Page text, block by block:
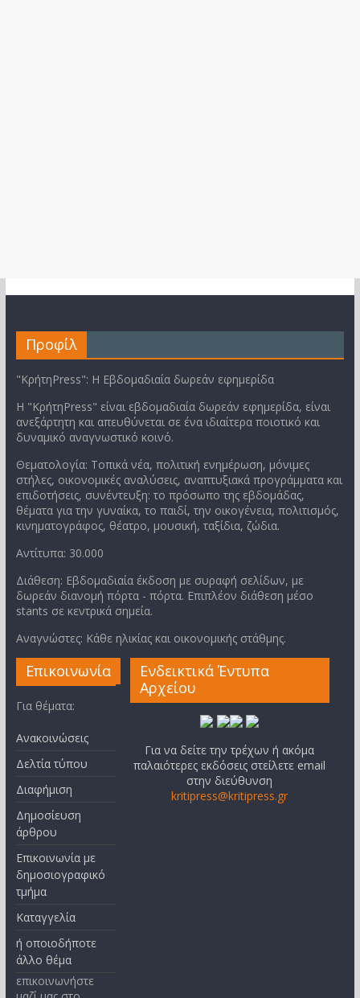
Προφίλ
"ΚρήτηPress": Η Εβδομαδιαία δωρεάν εφημερίδα
Η "ΚρήτηPress" είναι εβδομαδιαία δωρεάν εφημερίδα, είναι
ανεξάρτητη και απευθύνεται σε ένα ιδιαίτερα ποιοτικό και
δυναμικό αναγνωστικό κοινό.
Θεματολογία: Τοπικά νέα, πολιτική ενημέρωση, μόνιμες
στήλες, οικονομικές αναλύσεις, αναπτυξιακά προγράμματα και
επιδοτήσεις, συνέντευξη: το πρόσωπο της εβδομάδας,
θέματα για την γυναίκα, το παιδί, την οικογένεια, πολιτισμός,
κινηματογράφος, θέατρο, μουσική, ταξίδια, ζώδια.
Αντίτυπα: 30.000
Διάθεση: Εβδομαδιαία έκδοση με συραφή σελίδων, με
δωρεάν διανομή πόρτα - πόρτα. Επιπλέον διάθεση μέσο
stants σε κεντρικά σημεία.
Αναγνώστες: Κάθε ηλικίας και οικονομικής στάθμης.
Επικοινωνία
Για θέματα:
Ανακοινώσεις
Δελτία τύπου
Διαφήμιση
Δημοσίευση
άρθρου
Επικοινωνία με
δημοσιογραφικό
τμήμα
Καταγγελία
ή οποιοδήποτε
άλλο θέμα
επικοινωνήστε
Ενδεικτικά Έντυπα
Αρχείου
Για να δείτε την τρέχων ή ακόμα
παλαιότερες εκδόσεις στείλετε email
στην διεύθυνση
kritipress@kritipress.gr